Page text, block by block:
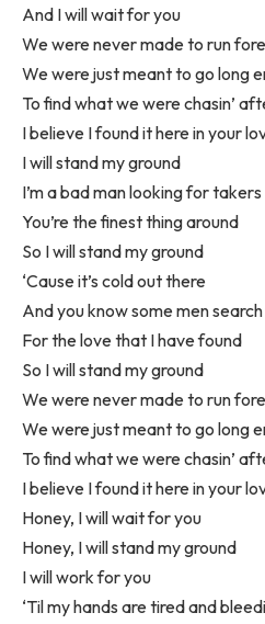
And I will wait for you
We were never made to run
We were just meant to go long
To find what we were chasin’
I believe I found it here in your
I will stand my ground
I’m a bad man looking for takers
You’re the finest thing around
So I will stand my ground
‘Cause it’s cold out there
And you know some men
For the love that I have found
So I will stand my ground
We were never made to run
We were just meant to go long
To find what we were chasin’
I believe I found it here in your
Honey, I will wait for you
Honey, I will stand my ground
I will work for you
‘Til my hands are tired and